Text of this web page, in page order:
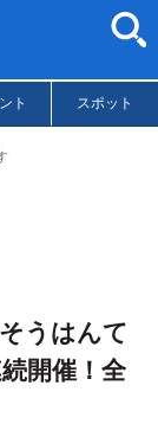
ト スポット
うはんて
開催！全